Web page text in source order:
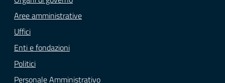
Aree amministrative
Uffici
Enti e fondazioni
Politici
Personale Amministrativo